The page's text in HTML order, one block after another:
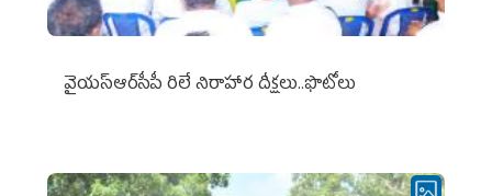
వైయ‌స్ఆర్‌సీపీ రిలే నిరాహార దీక్షలు..ఫొటోలు